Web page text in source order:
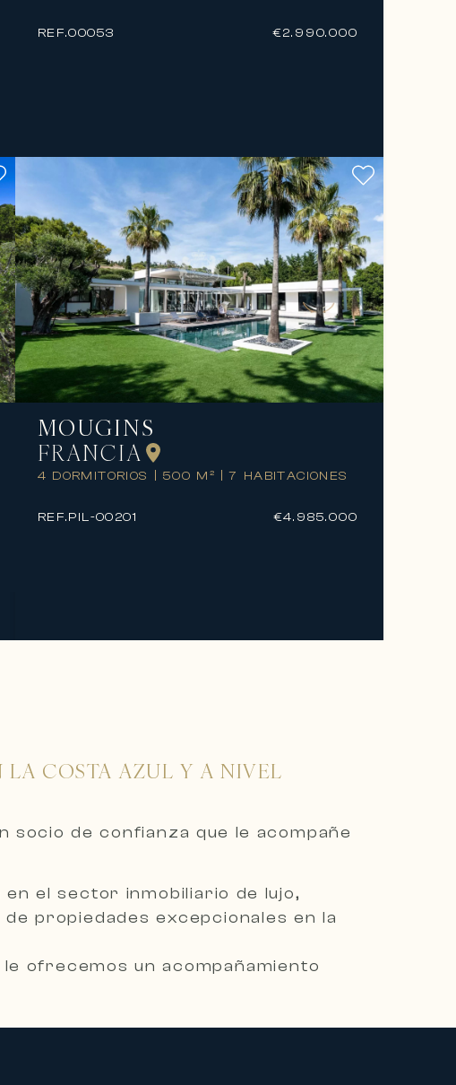
REF.00053 €2.990.000
MOUGINS
FRANCIA
4 DORMITORIOS 500 M² 7 HABITACIONES
REF.PIL-00201 €4.985.000
LA COSTA AZUL Y A NIVEL
socio de confianza que le acompañe
el sector inmobiliario de lujo,
propiedades excepcionales en la
ofrecemos un acompañamiento
más ambiciosos.